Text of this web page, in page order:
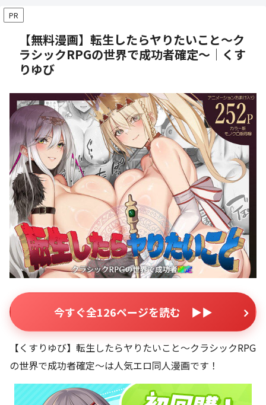
PR
【無料漫画】転生したらヤりたいこと〜ク
ラシックRPGの世界で成功者確定〜│くす
りゆび
今すぐ全126ページを読む ▶▶
【くすりゆび】転生したらヤりたいこと〜クラシックRPG
の世界で成功者確定〜は人気エロ同人漫画です！